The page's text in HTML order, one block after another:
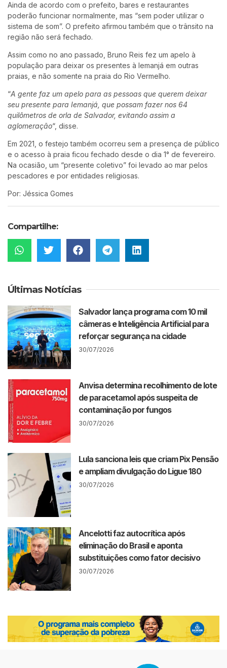
Ainda de acordo com o prefeito, bares e restaurantes
poderão funcionar normalmente, mas “sem poder utilizar o
sistema de som”. O prefeito afirmou também que o trânsito na
região não será fechado.
Assim como no ano passado, Bruno Reis fez um apelo à
população para deixar os presentes à Iemanjá em outras
praias, e não somente na praia do Rio Vermelho.
“A gente faz um apelo para as pessoas que querem deixar
seu presente para Iemanjá, que possam fazer nos 64
quilômetros de orla de Salvador, evitando assim a
aglomeração“, disse.
Em 2021, o festejo também ocorreu sem a presença de público
e o acesso à praia ficou fechado desde o dia 1° de fevereiro.
Na ocasião, um “presente coletivo” foi levado ao mar pelos
pescadores e por entidades religiosas.
Por: Jéssica Gomes
Compartilhe:
Últimas Notícias
Salvador lança programa com 10 mil
câmeras e Inteligência Artificial para
reforçar segurança na cidade
30/07/2026
Anvisa determina recolhimento de lote
de paracetamol após suspeita de
contaminação por fungos
30/07/2026
Lula sanciona leis que criam Pix Pensão
e ampliam divulgação do Ligue 180
30/07/2026
Ancelotti faz autocrítica após
eliminação do Brasil e aponta
substituições como fator decisivo
30/07/2026